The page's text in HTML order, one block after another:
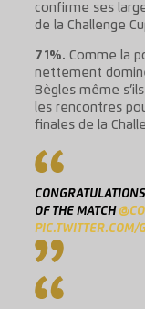
confirme ses
de la Challenge
71%. Comme la
nettement
Bègles même
les rencontres
finales de la
OF THE MATCH
PIC.TWITTER.COM/